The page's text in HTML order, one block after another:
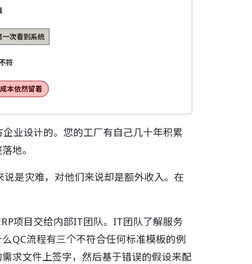
符
次看到系统
本依然留着
业设计的。您的工厂有自己几十年积累
地。
是灾难，对他们来说却是额外收入。在
项目交给内部IT团队。IT团队了解服务
QC流程有三个不符合任何标准模板的例
求文件上签字，然后基于错误的假设来配